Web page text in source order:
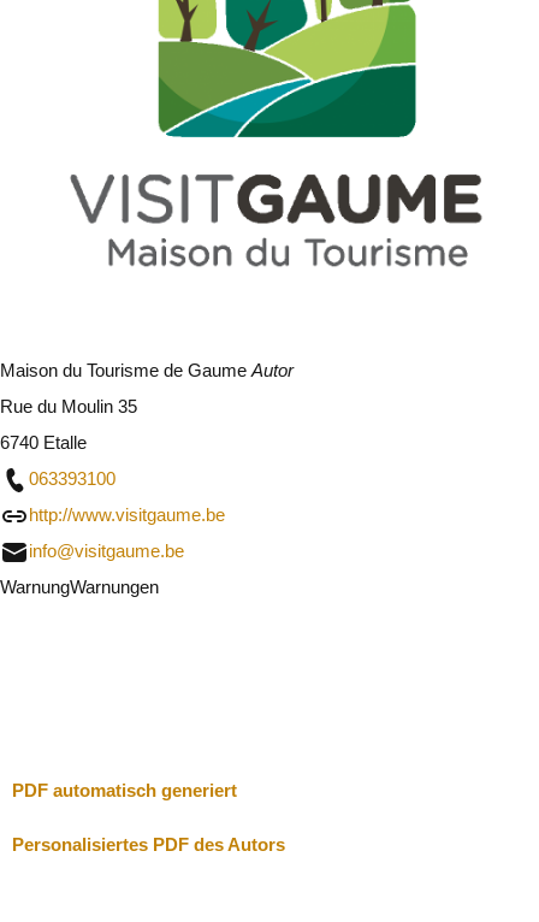
Maison du Tourisme de Gaume Autor
Rue du Moulin 35
6740 Etalle
063393100
http://www.visitgaume.be
info@visitgaume.be
WarnungWarnungen
PDF automatisch generiert
Personalisiertes PDF des Autors